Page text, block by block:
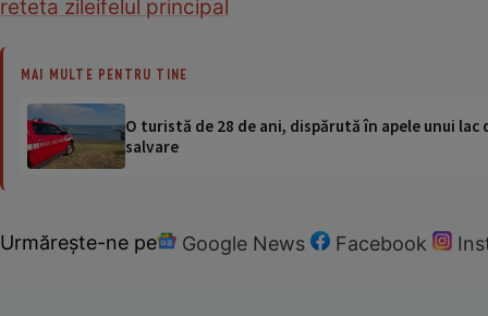
reteta zileifelul principal
MAI MULTE PENTRU TINE
O turistă de 28 de ani, dispărută în apele unui
salvare
Urmărește-ne pe Google News Facebook